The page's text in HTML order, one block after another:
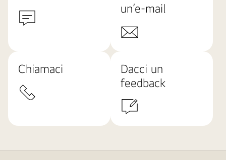
un’e-mail
Chiamaci
Dacci un
feedback